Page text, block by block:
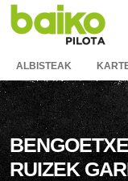
ALBISTEAK
RUIZEK